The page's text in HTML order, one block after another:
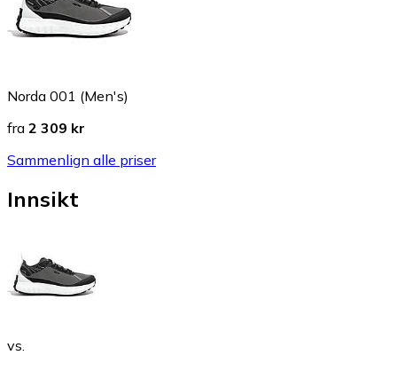
Norda 001 (Men's)
fra 2 309 kr
Sammenlign alle priser
Innsikt
vs.